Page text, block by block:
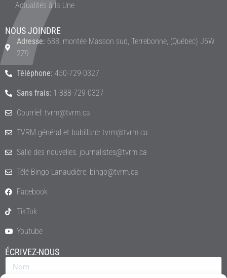
Actualités à la Une
NOUS JOINDRE
Adresse: 688, montée Masson sud, Terrebonne, (Québec) J6W
2Z9
Téléphone: 450-729-0327
Sans frais: 1-888-729-0327
Courriel: tvrm@tvrm.ca
TVRM général et babillard: tvrm@tvrm.ca
Salle des nouvelles: journalistes@tvrm.ca
Télé-Bingo Lanaudière: bingo@tvrm.ca
Facebook
TikTok
Youtube
ÉCRIVEZ-NOUS